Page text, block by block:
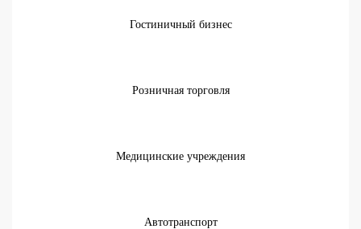
Гостиничный бизнес
Розничная торговля
Медицинские учреждения
Автотранспорт